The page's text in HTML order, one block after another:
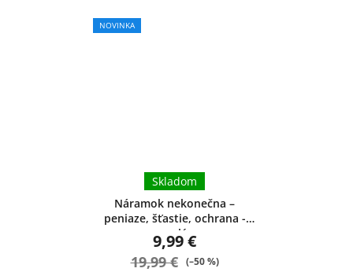
NOVINKA
Náramok nekonečna –
peniaze, šťastie, ochrana -
malý
Skladom
9,99 €
19,99 € (–50 %)